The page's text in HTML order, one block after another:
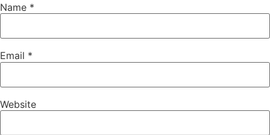
Name *
Email *
Website